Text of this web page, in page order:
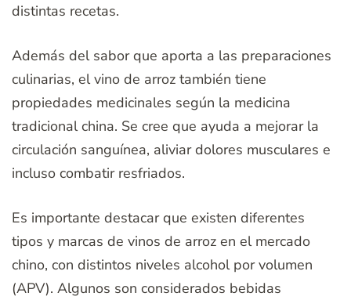
distintas recetas.
Además del sabor que aporta a las preparaciones
culinarias, el vino de arroz también tiene
propiedades medicinales según la medicina
tradicional china. Se cree que ayuda a mejorar la
circulación sanguínea, aliviar dolores musculares e
incluso combatir resfriados.
Es importante destacar que existen diferentes
tipos y marcas de vinos de arroz en el mercado
chino, con distintos niveles alcohol por volumen
(APV). Algunos son considerados bebidas